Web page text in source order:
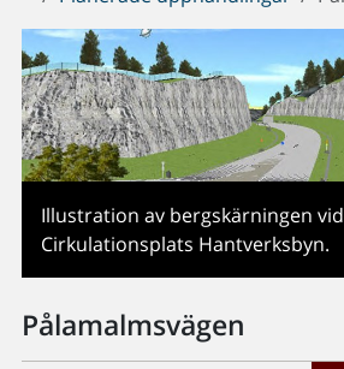
här:
Illustration av bergskärningen vid
Cirkulationsplats Hantverksbyn.
Pålamalmsvägen